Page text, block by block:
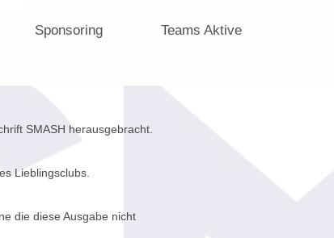
Sponsoring Teams Aktive
SMASH herausgebracht.
Lieblingsclubs.
die diese Ausgabe nicht